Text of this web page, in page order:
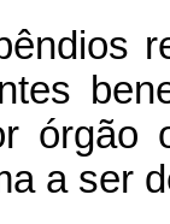
órgão
a ser